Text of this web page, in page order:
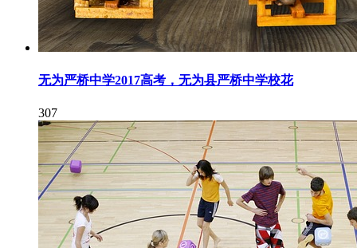
无为严桥中学2017高考，无为县严桥中学校花
307